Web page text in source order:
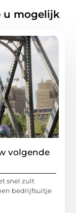
u mogelijk
volgende
snel zult
bedrijfsuitje